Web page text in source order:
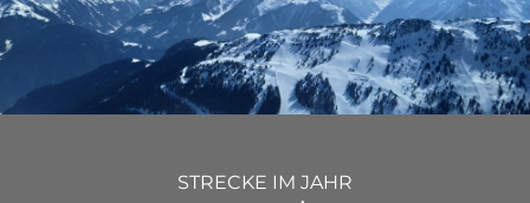
STRECKE IM JAHR